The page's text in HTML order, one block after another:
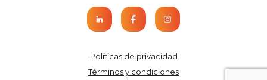
Políticas de privacidad
Términos y condiciones